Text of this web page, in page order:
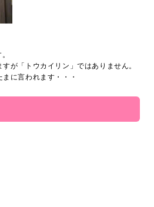
が「トウカイリン」ではありません。
に言われます・・・